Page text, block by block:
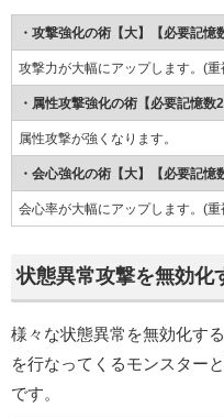
・攻撃強化の術【大】【必要記憶
攻撃力が大幅にアップします。(
・属性攻撃強化の術【必要記憶数
属性攻撃が強くなります。
・会心強化の術【大】【必要記憶
会心率が大幅にアップします。(
状態異常攻撃を無効化
様々な状態異常を無効化す
を行なってくるモンスター
です。